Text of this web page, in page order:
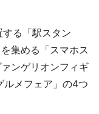
る「駅スタン
集める「スマホス
ンゲリオンフィギ
ルメフェア」の4つ